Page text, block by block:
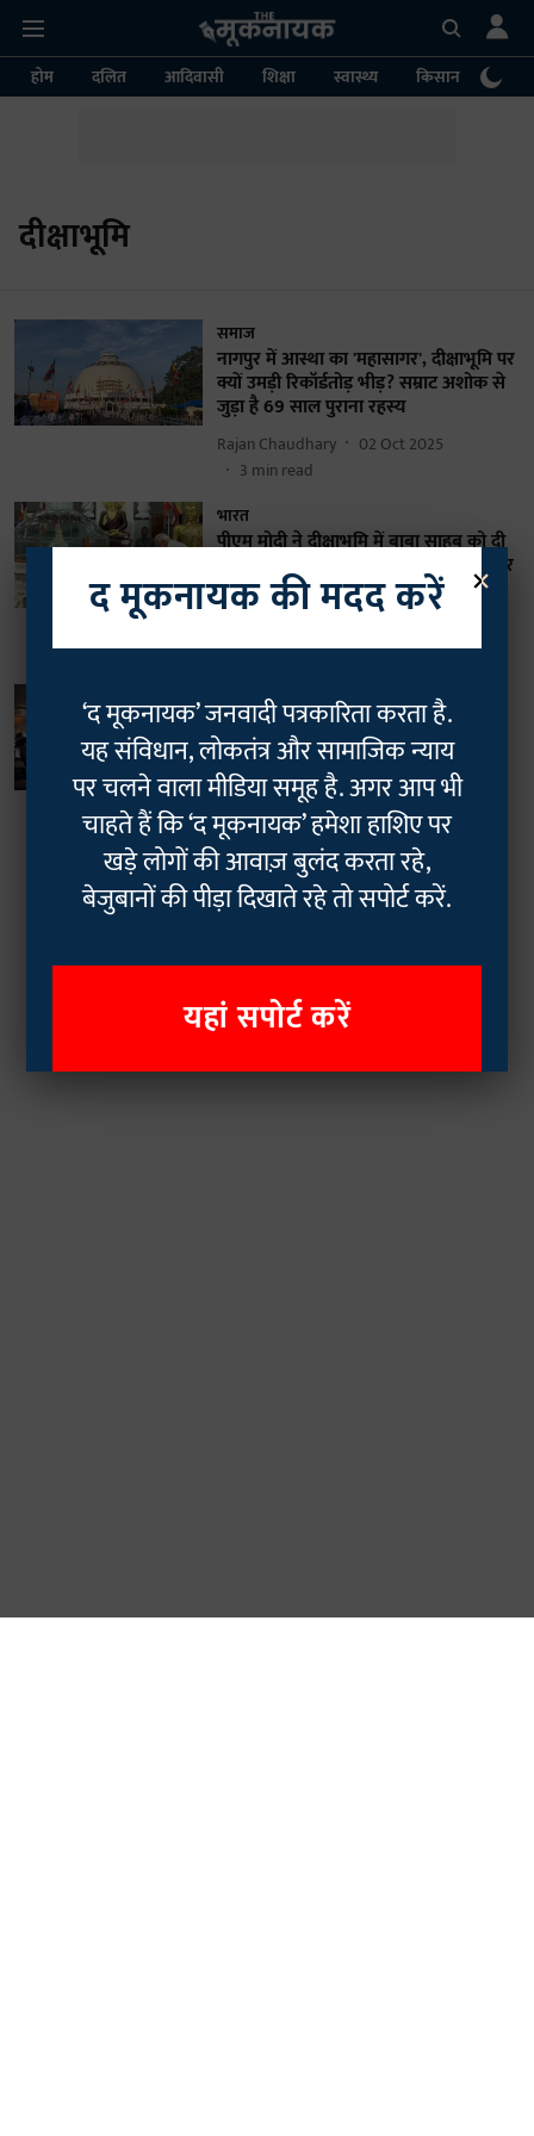
होम दलित आदिवासी शिक्षा स्वास्थ्य किसान
दीक्षाभूमि
समाज
नागपुर में आस्था का 'महासागर', दीक्षाभूमि पर
क्यों उमड़ी रिकॉर्डतोड़ भीड़? सम्राट अशोक से
जुड़ा है 69 साल पुराना रहस्य
Rajan Chaudhary
02 Oct 2025
3 min read
भारत
पीएम मोदी ने दीक्षाभूमि में बाबा साहब को दी
श्रद्धांजलि, कहा- 'यहां आने का सौभाग्य पाकर
अभिभूत हूं'
2min read
महापरिनिर्वाण दिवस : ज़मीन से हज़ारों फीट
ऊपर जब आसमान में गूंजा 'बाबा साहब' का
नाम, गर्व से भर उठा दिल!
Geetha Sunil Pillai
09 Dec 2024
4min read
Read More
×
द मूकनायक की मदद करें
‘द मूकनायक’ जनवादी पत्रकारिता करता है.
यह संविधान, लोकतंत्र और सामाजिक न्याय
पर चलने वाला मीडिया समूह है. अगर आप भी
चाहते हैं कि ‘द मूकनायक’ हमेशा हाशिए पर
खड़े लोगों की आवाज़ बुलंद करता रहे,
बेजुबानों की पीड़ा दिखाते रहे तो सपोर्ट करें.
यहां सपोर्ट करें